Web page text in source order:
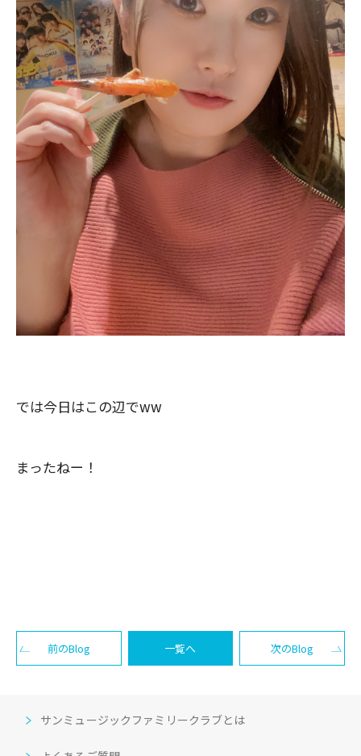
では今日はこの辺でww
まったねー！
前のBlog 一覧へ 次のBlog
サンミュージックファミリークラブとは